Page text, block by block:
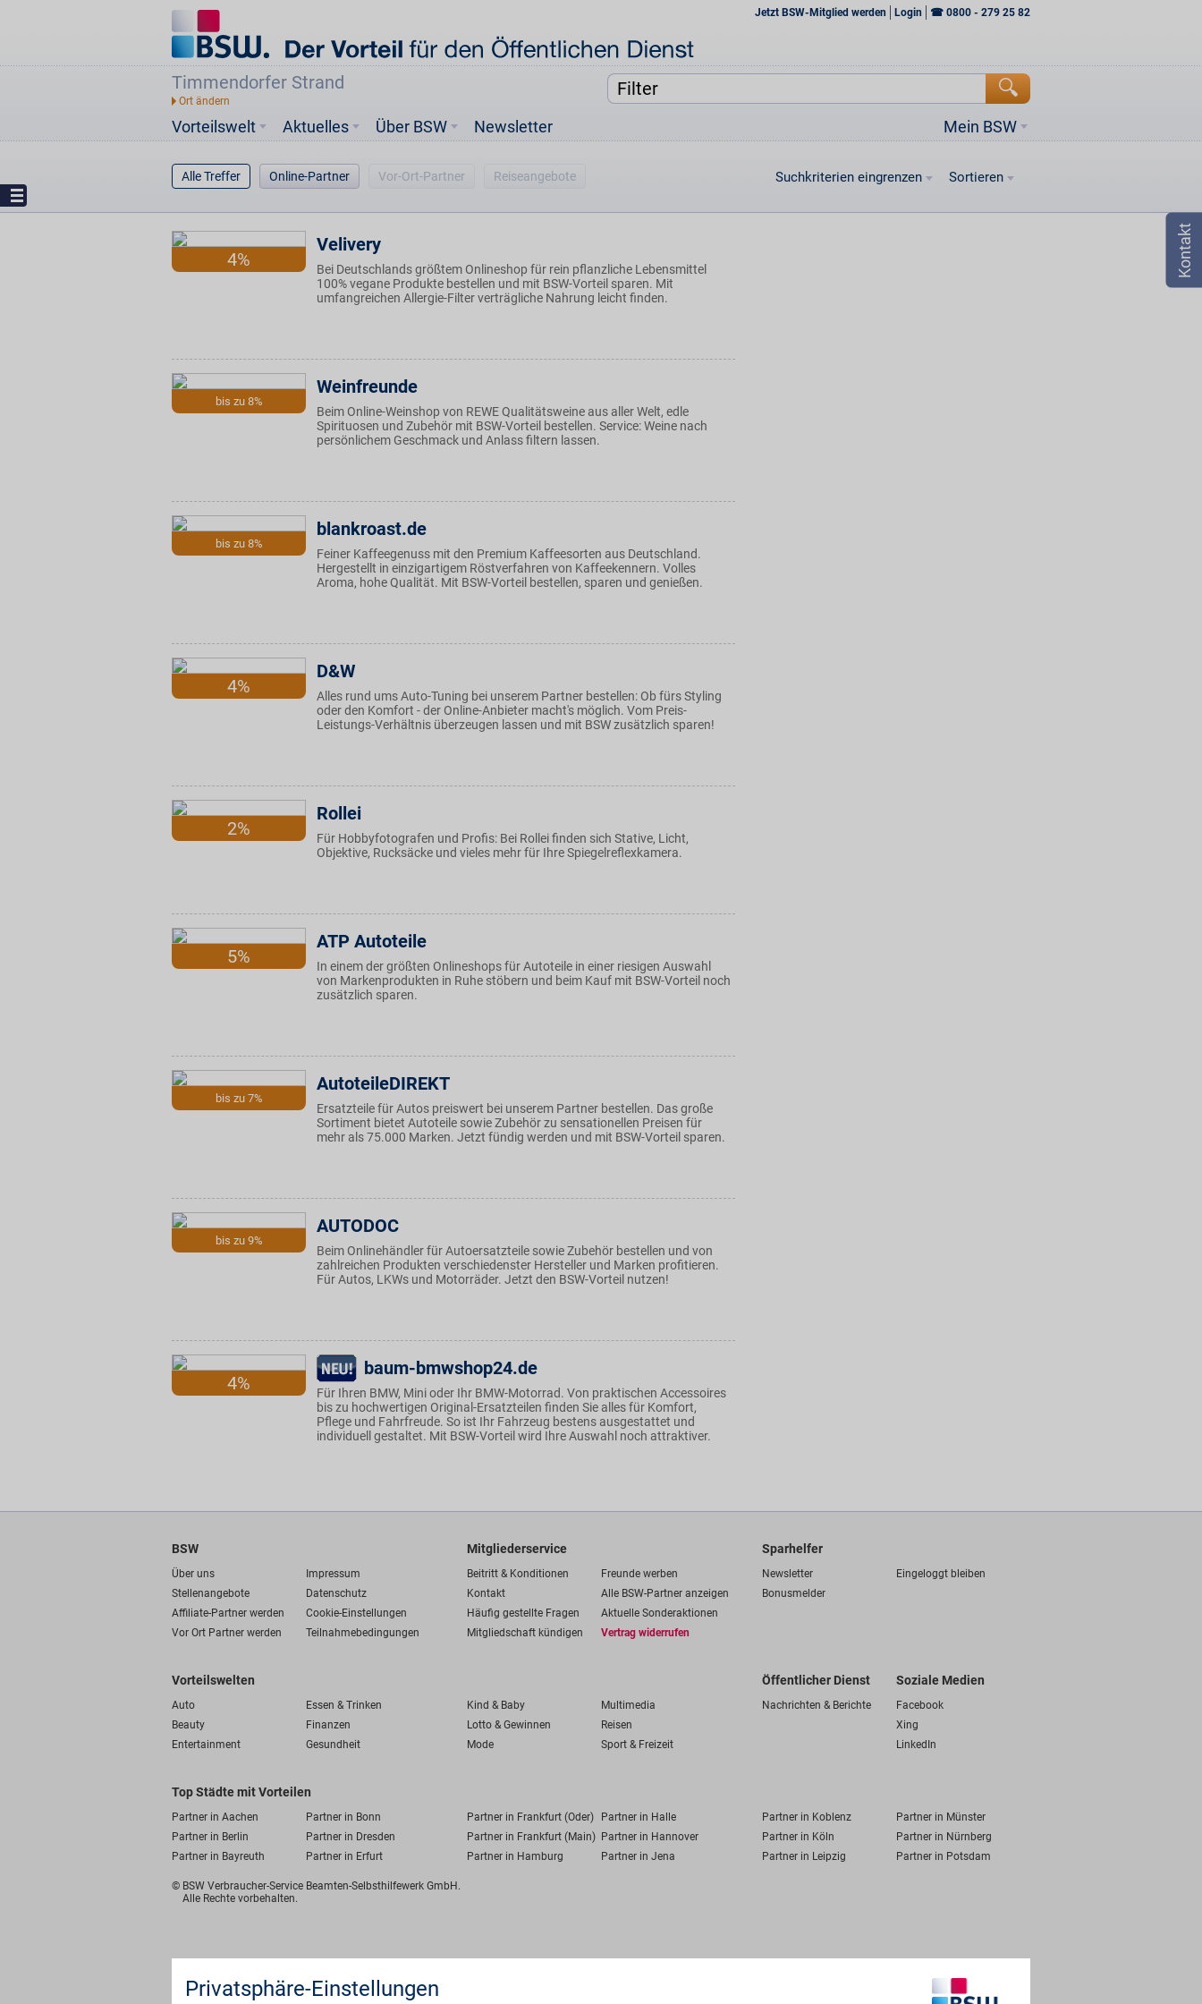
Jetzt BSW-Mitglied werden Login ☎ 0800 - 279 25 82
Timmendorfer Strand
Vorteilswelt Mein BSW
Aktuelles Über BSW Newsletter
Alle Treffer Online-Partner Vor-Ort-Partner Reiseangebote Suchkriterien eingrenzen Sortieren
4%
Velivery
Bei Deutschlands größtem Onlineshop für rein pflanzliche Lebensmittel
100% vegane Produkte bestellen und mit BSW-Vorteil sparen. Mit
umfangreichen Allergie-Filter verträgliche Nahrung leicht finden.
bis zu 8%
Weinfreunde
Beim Online-Weinshop von REWE Qualitätsweine aus aller Welt, edle
Spirituosen und Zubehör mit BSW-Vorteil bestellen. Service: Weine nach
persönlichem Geschmack und Anlass filtern lassen.
bis zu 8%
blankroast.de
Feiner Kaffeegenuss mit den Premium Kaffeesorten aus Deutschland.
Hergestellt in einzigartigem Röstverfahren von Kaffeekennern. Volles
Aroma, hohe Qualität. Mit BSW-Vorteil bestellen, sparen und genießen.
4%
D&W
Alles rund ums Auto-Tuning bei unserem Partner bestellen: Ob fürs Styling
oder den Komfort - der Online-Anbieter macht's möglich. Vom Preis-
Leistungs-Verhältnis überzeugen lassen und mit BSW zusätzlich sparen!
2%
Rollei
Für Hobbyfotografen und Profis: Bei Rollei finden sich Stative, Licht,
Objektive, Rucksäcke und vieles mehr für Ihre Spiegelreflexkamera.
5%
ATP Autoteile
In einem der größten Onlineshops für Autoteile in einer riesigen Auswahl
von Markenprodukten in Ruhe stöbern und beim Kauf mit BSW-Vorteil noch
zusätzlich sparen.
bis zu 7%
AutoteileDIREKT
Ersatzteile für Autos preiswert bei unserem Partner bestellen. Das große
Sortiment bietet Autoteile sowie Zubehör zu sensationellen Preisen für
mehr als 75.000 Marken. Jetzt fündig werden und mit BSW-Vorteil sparen.
bis zu 9%
AUTODOC
Beim Onlinehändler für Autoersatzteile sowie Zubehör bestellen und von
zahlreichen Produkten verschiedenster Hersteller und Marken profitieren.
Für Autos, LKWs und Motorräder. Jetzt den BSW-Vorteil nutzen!
4%
baum-bmwshop24.de
Für Ihren BMW, Mini oder Ihr BMW-Motorrad. Von praktischen Accessoires
bis zu hochwertigen Original-Ersatzteilen finden Sie alles für Komfort,
Pflege und Fahrfreude. So ist Ihr Fahrzeug bestens ausgestattet und
individuell gestaltet. Mit BSW-Vorteil wird Ihre Auswahl noch attraktiver.
BSW
Über uns
Impressum
Stellenangebote
Datenschutz
Affiliate-Partner werden
Cookie-Einstellungen
Vor Ort Partner werden
Teilnahmebedingungen
Mitgliederservice
Beitritt & Konditionen
Freunde werben
Kontakt
Alle BSW-Partner anzeigen
Häufig gestellte Fragen
Aktuelle Sonderaktionen
Mitgliedschaft kündigen
Vertrag widerrufen
Sparhelfer
Newsletter
Eingeloggt bleiben
Bonusmelder
Vorteilswelten
Auto Essen & Trinken Kind & Baby
Multimedia
Beauty
Finanzen Lotto & Gewinnen
Reisen
Entertainment
Gesundheit Mode Sport & Freizeit
Öffentlicher Dienst
Nachrichten & Berichte
Soziale Medien
Facebook
Xing
LinkedIn
Top Städte mit Vorteilen
Partner in Aachen Partner in Bonn Partner in Frankfurt (Oder) Partner in Halle Partner in Koblenz
Partner in Münster
Partner in Berlin
Partner in Dresden Partner in Frankfurt (Main) Partner in Hannover Partner in Köln
Partner in Nürnberg
Partner in Bayreuth
Partner in Erfurt Partner in Hamburg Partner in Jena Partner in Leipzig Partner in Potsdam
© BSW Verbraucher-Service Beamten-Selbsthilfewerk GmbH.
Alle Rechte vorbehalten.
Privatsphäre-Einstellungen